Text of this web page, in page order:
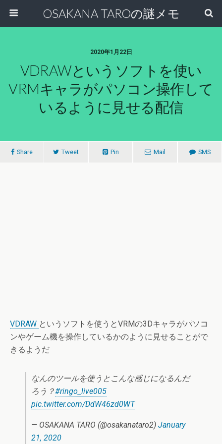
OSAKANA TAROの謎メモ
2020年1月22日
VDRAWというソフトを使い
VRMキャラがパソコン操作して
いるように見せる配信
Share Tweet Pin Mail SMS
VDRAW というソフトを使うとVRMの3Dキャラがパソコ
ンやゲーム機を操作しているかのように見せることがで
きるようだ
なんのツールを使うとこんな感じになるんだ
ろう？#ringo_live005
pic.twitter.com/DdW46zd0WT
— OSAKANA TARO (@osakanataro2) January
21, 2020